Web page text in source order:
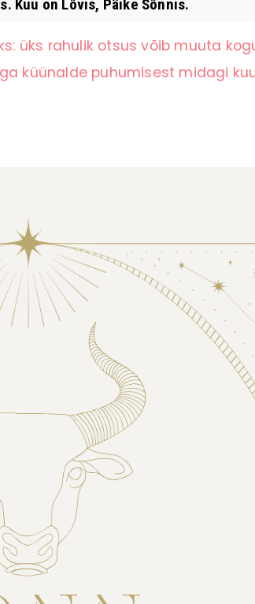
Kuu on Lõvis, Päike Sõnnis.
üks rahulik otsus võib muuta
küünalde puhumisest midagi